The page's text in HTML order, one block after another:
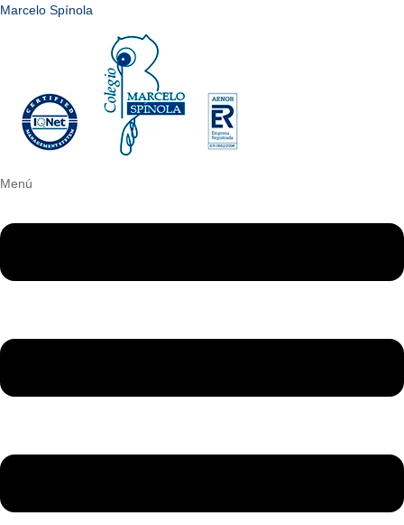
Marcelo Spínola
Menú